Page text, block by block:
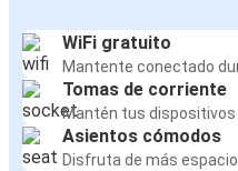
Sevilla
Quarteira
Madrid
Quarteira
WiFi gratuito
Mantente conectado
Tomas de corriente
Mantén tus
Asientos cómodos
Disfruta de más